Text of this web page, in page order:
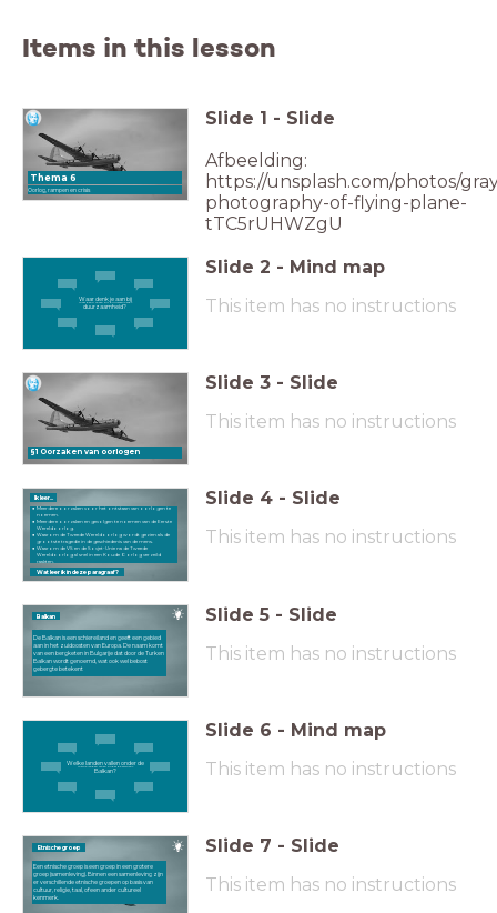
Items in this lesson
Thema 6
Oorlog, rampen en crisis
Slide 1 - Slide
Afbeelding:
https://unsplash.com/photos/
photography-of-flying-plane-
tTC5rUHWZgU
Waar denk je aan bij
duurzaamheid?
Waar denk je aan bij duurzaamheid?
Slide 2 - Mind map
This item has no instructions
§1 Oorzaken van oorlogen
Slide 3 - Slide
This item has no instructions
Wat leer ik in deze paragraaf?
Meerdere oorzaken voor het ontstaan van oorlogen te
noemen.
Meerdere oorzaken en gevolgen te noemen van de Eerste
Wereldoorlog.
Waarom de Tweede Wereldoorlog wordt gezien als de
grootste tragedie in de geschiedenis van de mens.
Waarom de VS en de Sovjet-Unie na de Tweede
Wereldoorlog al snel in een Koude Oorlog verzeild
raakten.
Ik leer... Slide 4 - Slide
This item has no instructions
Balkan
De Balkan is een schiereiland en geeft een gebied
aan in het zuidoosten van Europa. De naam komt
van een bergketen in Bulgarije dat door de Turken
Balkanwordt genoemd, wat ook wel bebost
gebergte betekent
Slide 5 - Slide
This item has no instructions
Welke landen vallen onder de
Balkan?
Welke landen vallen onder de Balkan?
Slide 6 - Mind map
This item has no instructions
Etnische groep
Een etnische groep is een groep in een grotere
groep (samenleving). Binnen een samenleving zijn
er verschillende etnische groepen op basis van
cultuur, religie, taal, of een ander cultureel
kenmerk.
Slide 7 - Slide
This item has no instructions